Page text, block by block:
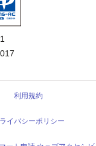
利用規約
イバシーポリシー